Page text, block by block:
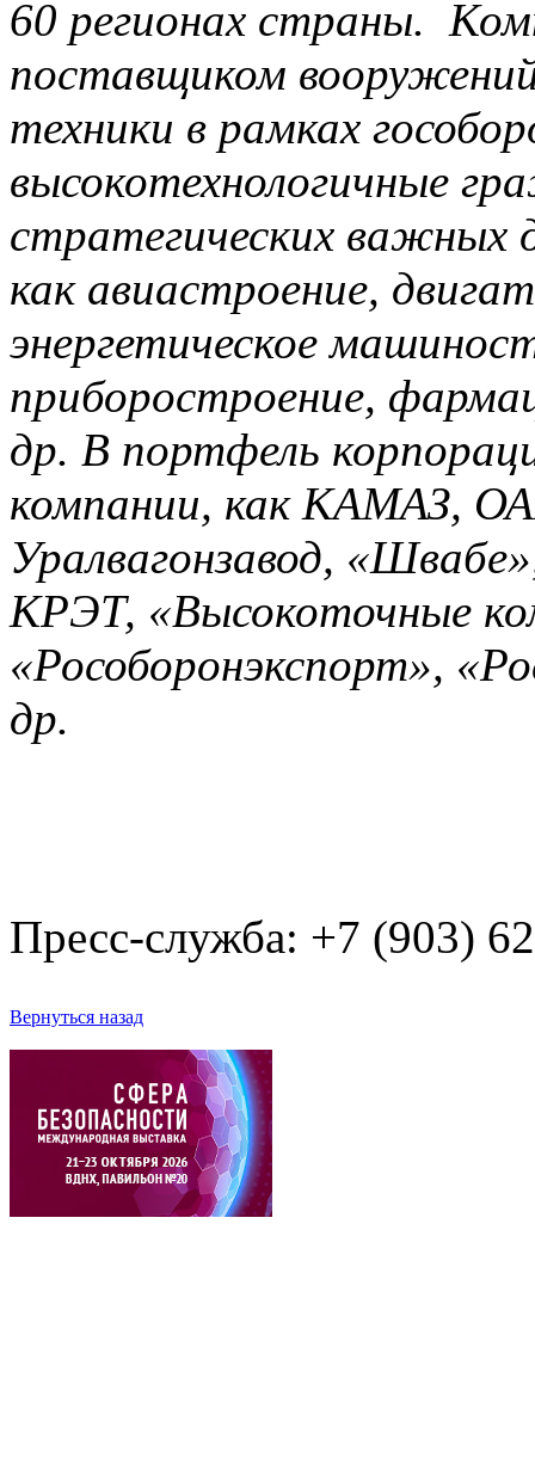
60 регионах страны.
поставщиком
техники в рамках
высокотехнологичные
стратегических важных
как авиастроение,
энергетическое
приборостроение,
др. В портфель
компании, как КАМАЗ,
Уралвагонзавод,
КРЭТ, «Высокоточные
«Рособоронэкспорт»,
др.
Пресс-служба: +7 (903)
Вернуться назад